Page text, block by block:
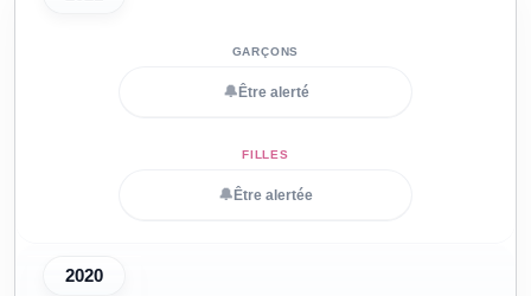
🔔 Être alerté
🔔 Être alertée
2020